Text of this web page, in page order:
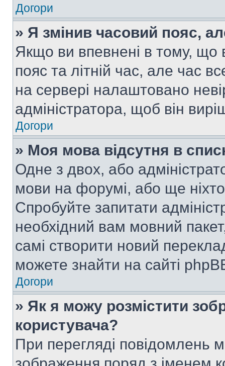
Догори
» Я змінив часовий пояс,
Якщо ви впевнені в тому, що
пояс та літній час, але час
на сервері налаштовано
адміністратора, щоб він
Догори
» Моя мова відсутня в
Одне з двох, або
мови на форумі, або ще
Спробуйте запитати
необхідний вам мовний
самі створити новий
можете знайти на сайті
Догори
» Як я можу розмістити
користувача?
При перегляді повідомлень